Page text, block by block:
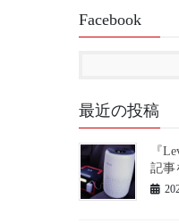
Facebook
最近の投稿
『
記事